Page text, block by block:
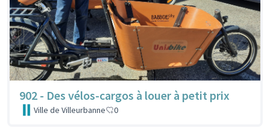
902 - Des vélos-cargos à louer à petit prix
Ville de Villeurbanne 0